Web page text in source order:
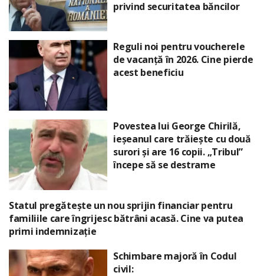
privind securitatea băncilor
Reguli noi pentru voucherele
de vacanță în 2026. Cine pierde
acest beneficiu
Povestea lui George Chirilă,
ieșeanul care trăiește cu două
surori și are 16 copii. „Tribul”
începe să se destrame
Statul pregătește un nou sprijin financiar pentru
familiile care îngrijesc bătrâni acasă. Cine va putea
primi indemnizație
Schimbare majoră în Codul
civil: